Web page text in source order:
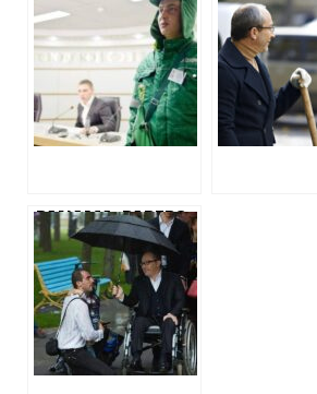
ЗАРОБІТОК
ХАРКІВПАРКСЕРВІСУ
АБО СКІЛЬКИ
МІСТО ВТРАЧАЄ
ВІД ФІНАНСОВИХ
МАХІНАЦІЙ
НАВКОЛО
Чумакова-
Кернеса
PANAMA_PAPERS:
СОТНІ
МІЛЬЙОНІВ НА
ХАРКІВСЬКІ
ДОРОГИ ТА
ОТОЧЕННЯ
ДМИТРА
МЄДВЄДЄВА